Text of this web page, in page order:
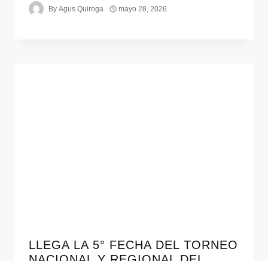
By Agus Quiroga mayo 28, 2026
LLEGA LA 5° FECHA DEL TORNEO